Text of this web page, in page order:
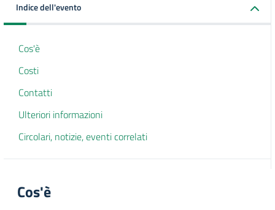
Indice dell'evento
Cos'è
Costi
Contatti
Ulteriori informazioni
Circolari, notizie, eventi correlati
Cos'è